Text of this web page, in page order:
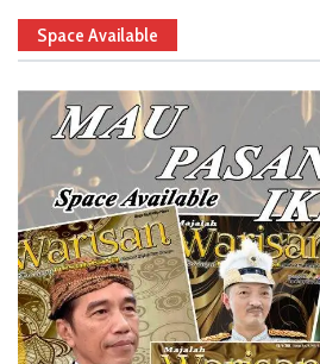
Space Available